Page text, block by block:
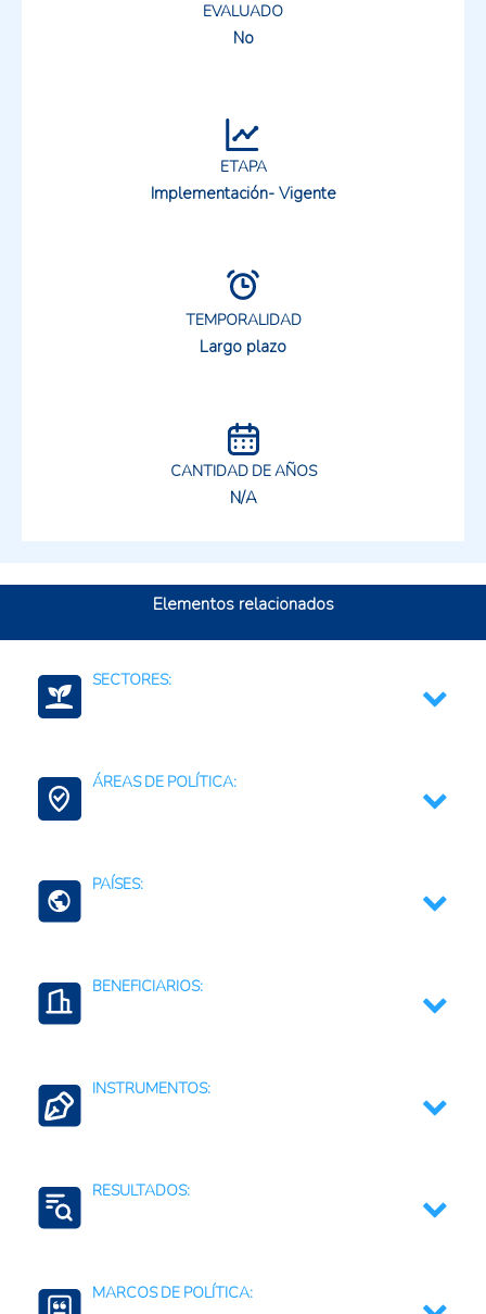
EVALUADO
No
ETAPA
Implementación- Vigente
TEMPORALIDAD
Largo plazo
CANTIDAD DE AÑOS
N/A
Elementos relacionados
SECTORES:
tubérculos
Agroalimentario (total)
ÁREAS DE POLÍTICA:
Una Salud
PAÍSES:
BENEFICIARIOS:
INSTRUMENTOS:
Normas sanitarias, fitosanitarias y de bioseguridad
RESULTADOS:
MARCOS DE POLÍTICA: